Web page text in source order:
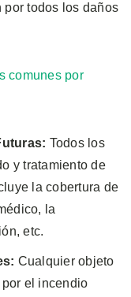
todos los daños
comunes por
Todos los
y tratamiento de
la cobertura de
la
etc.
Cualquier objeto
el incendio